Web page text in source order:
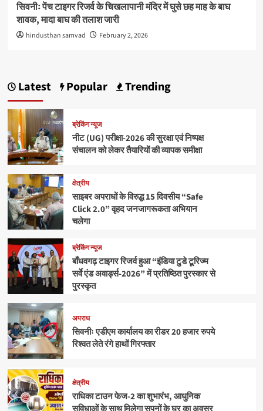
सिवनीः पेंच टाइगर रिजर्व के चिखलापानी मंदिर में घुसे छह माह के बाघ
शावक, मादा बाघ की तलाश जारी
hindusthan samvad February 2, 2026
Latest Popular Trending
ब्रेकिंग न्यूज
नीट (UG) परीक्षा-2026 की सुरक्षा एवं निष्पक्ष
संचालन को लेकर तैयारियों की व्यापक समीक्षा
क्षेत्रीय
साइबर अपराधों के विरुद्ध 15 दिवसीय “Safe
Click 2.0” वृहद जनजागरूकता अभियान
चलेगा
ब्रेकिंग न्यूज
बाँधवगढ़ टाइगर रिजर्व हुआ “इंडिया टुडे टूरिज्म
सर्वे एंड अवार्ड्स-2026” में प्रतिष्ठित पुरस्कार से
पुरस्कृत
अपराध
सिवनीः एडीएम कार्यालय का रीडर 20 हजार रुपये
रिश्वत लेते रंगे हाथों गिरफ्तार
क्षेत्रीय
राधिका टाउन फेज-2 का शुभारंभ, आधुनिक